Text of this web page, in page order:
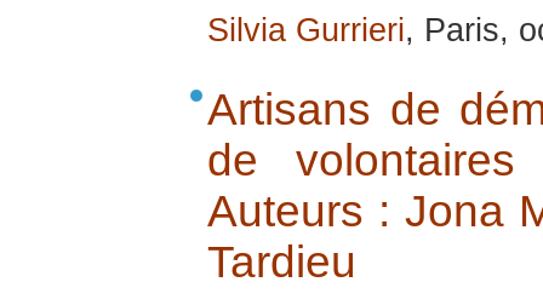
Silvia Gurrieri, Paris,
Artisans de
de
Auteurs : Jona
Tardieu